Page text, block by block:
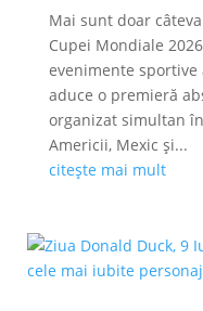
Mai sunt doar
Cupei Mondiale
evenimente
aduce o premieră
organizat simultan
Americii, Mexic și...
citește mai mult